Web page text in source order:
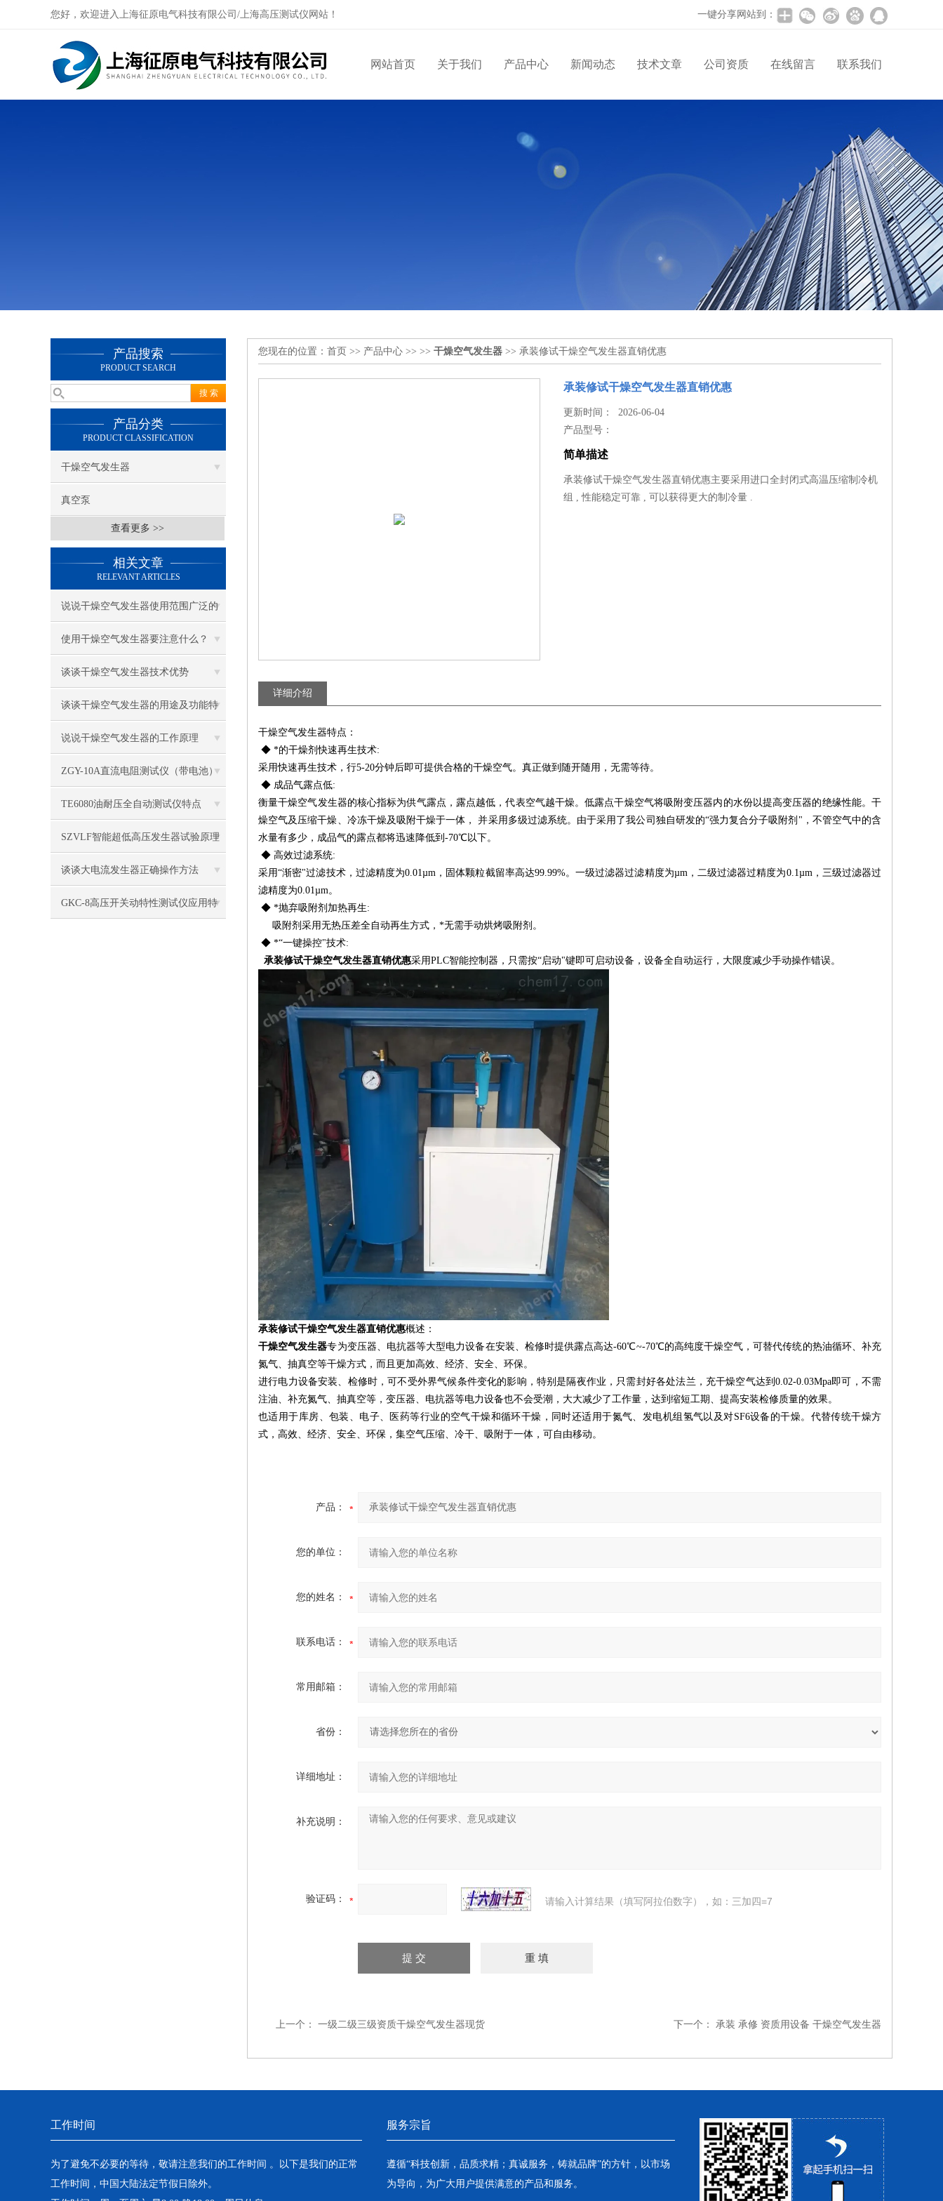
您好，欢迎进入上海征原电气科技有限公司/上海高压测试仪网站！ 一键分享网站到：
网站首页 关于我们 产品中心 新闻动态 技术文章 公司资质 在线留言 联系我们
产品搜索
PRODUCT SEARCH
产品分类
PRODUCT CLASSIFICATION
干燥空气发生器
真空泵
查看更多 >>
相关文章
RELEVANT ARTICLES
说说干燥空气发生器使用范围广泛的
原因
使用干燥空气发生器要注意什么？
谈谈干燥空气发生器技术优势
谈谈干燥空气发生器的用途及功能特
征
说说干燥空气发生器的工作原理
ZGY-10A直流电阻测试仪（带电池）
注意事项
TE6080油耐压全自动测试仪特点
SZVLF智能超低高压发生器试验原理
谈谈大电流发生器正确操作方法
GKC-8高压开关动特性测试仪应用特
您现在的位置： 首页 >> 产品中心 >> >> 干燥空气发生器 >> 承装修试干燥空气发生器直销优惠
承装修试干燥空气发生器直销优惠
更新时间： 2026-06-04
产品型号：
简单描述
承装修试干燥空气发生器直销优惠主要采用进口全封闭式高温压缩制冷机
组 , 性能稳定可靠 , 可以获得更大的制冷量 .
详细介绍
干燥空气发生器特点：
◆ *的干燥剂快速再生技术:
采用快速再生技术，行5-20分钟后即可提供合格的干燥空气。真正做到随开随用，无需等待。
◆ 成品气露点低:
衡量干燥空气发生器的核心指标为供气露点，露点越低，代表空气越干燥。低露点干燥空气将吸附变压器内的水份以提高变压器的绝缘性能。干
燥空气及压缩干燥、冷冻干燥及吸附干燥于一体， 并采用多级过滤系统。由于采用了我公司独自研发的“强力复合分子吸附剂"，不管空气中的含
水量有多少，成品气的露点都将迅速降低到-70℃以下。
◆ 高效过滤系统:
采用“渐密"过滤技术，过滤精度为0.01µm，固体颗粒截留率高达99.99%。一级过滤器过滤精度为µm，二级过滤器过精度为0.1µm，三级过滤器过
滤精度为0.01µm。
◆ *抛弃吸附剂加热再生:
吸附剂采用无热压差全自动再生方式，*无需手动烘烤吸附剂。
◆ *“一键操控"技术:
承装修试干燥空气发生器直销优惠采用PLC智能控制器，只需按“启动"键即可启动设备，设备全自动运行，大限度减少手动操作错误。
承装修试干燥空气发生器直销优惠概述：
干燥空气发生器专为变压器、电抗器等大型电力设备在安装、检修时提供露点高达-60℃~-70℃的高纯度干燥空气，可替代传统的热油循环、补充
氮气、抽真空等干燥方式，而且更加高效、经济、安全、环保。
进行电力设备安装、检修时，可不受外界气候条件变化的影响，特别是隔夜作业，只需封好各处法兰，充干燥空气达到0.02-0.03Mpa即可，不需
注油、补充氮气、抽真空等，变压器、电抗器等电力设备也不会受潮，大大减少了工作量，达到缩短工期、提高安装检修质量的效果。
也适用于库房、包装、电子、医药等行业的空气干燥和循环干燥，同时还适用于氮气、发电机组氢气以及对SF6设备的干燥。代替传统干燥方
式，高效、经济、安全、环保，集空气压缩、冷干、吸附于一体，可自由移动。
产品：
您的单位：
您的姓名：
联系电话：
常用邮箱：
省份：
详细地址：
补充说明：
验证码： 请输入计算结果（填写阿拉伯数字），如：三加四=7
上一个： 一级二级三级资质干燥空气发生器现货 下一个： 承装 承修 资质用设备 干燥空气发生器
工作时间
为了避免不必要的等待，敬请注意我们的工作时间 。以下是我们的正常
工作时间，中国大陆法定节假日除外。
服务宗旨
遵循“科技创新，品质求精；真诚服务，铸就品牌”的方针，以市场
为导向，为广大用户提供满意的产品和服务。